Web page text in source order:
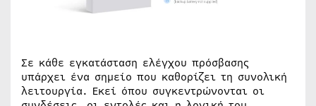
Σε κάθε εγκατάσταση ελέγχου πρόσβασης
υπάρχει ένα σημείο που καθορίζει τη συνολική
λειτουργία. Εκεί όπου συγκεντρώνονται οι